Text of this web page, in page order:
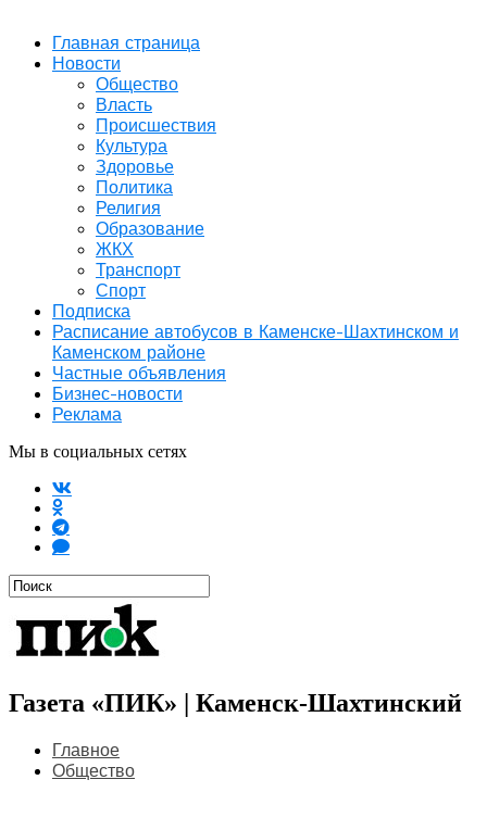
Главная страница
Новости
Общество
Власть
Происшествия
Культура
Здоровье
Политика
Религия
Образование
ЖКХ
Транспорт
Спорт
Подписка
Расписание автобусов в Каменске-Шахтинском и
Каменском районе
Частные объявления
Бизнес-новости
Реклама
Мы в социальных сетях
Газета «ПИК» | Каменск-Шахтинский
Главное
Общество